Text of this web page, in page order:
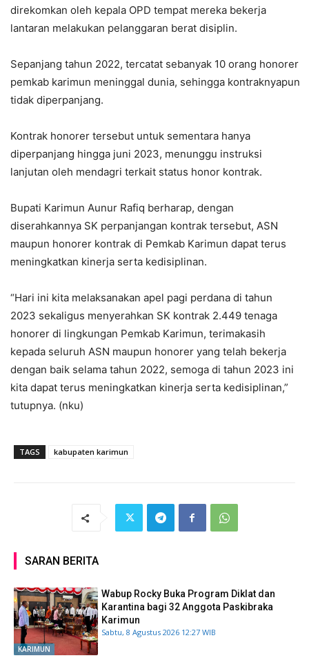
direkomkan oleh kepala OPD tempat mereka bekerja
lantaran melakukan pelanggaran berat disiplin.
Sepanjang tahun 2022, tercatat sebanyak 10 orang honorer
pemkab karimun meninggal dunia, sehingga kontraknyapun
tidak diperpanjang.
Kontrak honorer tersebut untuk sementara hanya
diperpanjang hingga juni 2023, menunggu instruksi
lanjutan oleh mendagri terkait status honor kontrak.
Bupati Karimun Aunur Rafiq berharap, dengan
diserahkannya SK perpanjangan kontrak tersebut, ASN
maupun honorer kontrak di Pemkab Karimun dapat terus
meningkatkan kinerja serta kedisiplinan.
“Hari ini kita melaksanakan apel pagi perdana di tahun
2023 sekaligus menyerahkan SK kontrak 2.449 tenaga
honorer di lingkungan Pemkab Karimun, terimakasih
kepada seluruh ASN maupun honorer yang telah bekerja
dengan baik selama tahun 2022, semoga di tahun 2023 ini
kita dapat terus meningkatkan kinerja serta kedisiplinan,”
tutupnya. (nku)
TAGS kabupaten karimun
SARAN BERITA
KARIMUN
Wabup Rocky Buka Program Diklat dan
Karantina bagi 32 Anggota Paskibraka
Karimun
Sabtu, 8 Agustus 2026 12:27 WIB